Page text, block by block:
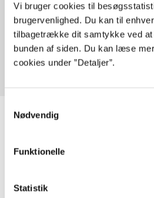
Vi bruger cookies til
brugervenlighed. Du kan til
tilbagetrække dit samtykke ved at
bunden af siden. Du kan læse
cookies under ”Detaljer”.
Nødvendig
Funktionelle
Statistik
Artikler med samme
Fra
Artikler